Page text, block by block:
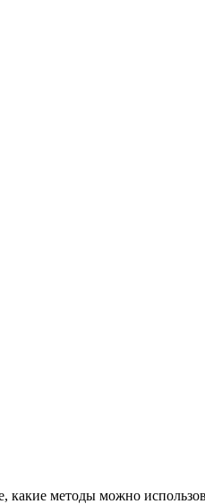
какие методы можно